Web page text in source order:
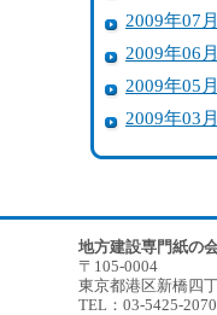
2009年07月
2009年06月
2009年05月
2009年03月
地方建設専門紙の
〒105-0004
東京都港区新橋四
TEL：03-5425-